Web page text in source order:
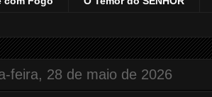
feira, 28 de maio de 2026